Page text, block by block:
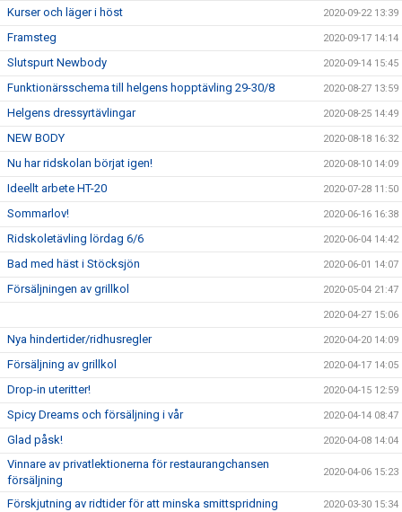
Kurser och läger i höst 2020-09-22 13:39
Framsteg 2020-09-17 14:14
Slutspurt Newbody 2020-09-14 15:45
Funktionärsschema till helgens hopptävling 29-30/8 2020-08-27 13:59
Helgens dressyrtävlingar 2020-08-25 14:49
NEW BODY 2020-08-18 16:32
Nu har ridskolan börjat igen! 2020-08-10 14:09
Ideellt arbete HT-20 2020-07-28 11:50
Sommarlov! 2020-06-16 16:38
Ridskoletävling lördag 6/6 2020-06-04 14:42
Bad med häst i Stöcksjön 2020-06-01 14:07
Försäljningen av grillkol 2020-05-04 21:47
2020-04-27 15:06
Nya hindertider/ridhusregler 2020-04-20 14:09
Försäljning av grillkol 2020-04-17 14:05
Drop-in uteritter! 2020-04-15 12:59
Spicy Dreams och försäljning i vår 2020-04-14 08:47
Glad påsk! 2020-04-08 14:04
Vinnare av privatlektionerna för restaurangchansen
försäljning
2020-04-06 15:23
Förskjutning av ridtider för att minska smittspridning 2020-03-30 15:34